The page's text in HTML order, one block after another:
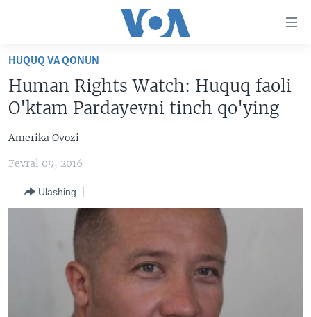
Boshiga
Qidiruvga
o'ting
AMERIKA
MULTIMEDIA
AMERIKA MANZARALARI
XALQARO HAYOT
VASHINGTON CHOYXONASI
MOBIL-SALOM!
IJTIMOIY TARMOQLAR
FACEBOOK
YOUTUBE
INSTAGRAM
INGLIZ TILI DARSLARI
Learning English
HUQUQ VA QONUN
Human Rights Watch: Huquq faoli
O'ktam Pardayevni tinch qo'ying
Amerika Ovozi
Fevral 09, 2016
Ulashing